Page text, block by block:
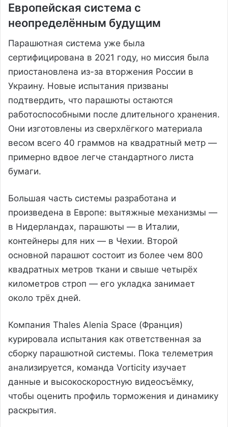
Европейская система с
неопределённым будущим
Парашютная система уже была
сертифицирована в 2021 году, но миссия была
приостановлена из-за вторжения России в
Украину. Новые испытания призваны
подтвердить, что парашюты остаются
работоспособными после длительного хранения.
Они изготовлены из сверхлёгкого материала
весом всего 40 граммов на квадратный метр —
примерно вдвое легче стандартного листа
бумаги.
Большая часть системы разработана и
произведена в Европе: вытяжные механизмы —
в Нидерландах, парашюты — в Италии,
контейнеры для них — в Чехии. Второй
основной парашют состоит из более чем 800
квадратных метров ткани и свыше четырёх
километров строп — его укладка занимает
около трёх дней.
Компания Thales Alenia Space (Франция)
курировала испытания как ответственная за
сборку парашютной системы. Пока телеметрия
анализируется, команда Vorticity изучает
данные и высокоскоростную видеосъёмку,
чтобы оценить профиль торможения и динамику
раскрытия.